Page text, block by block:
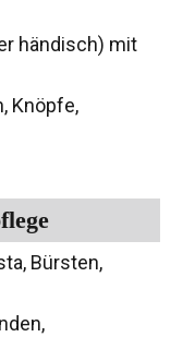
händisch) mit
Knöpfe,
Bürsten,